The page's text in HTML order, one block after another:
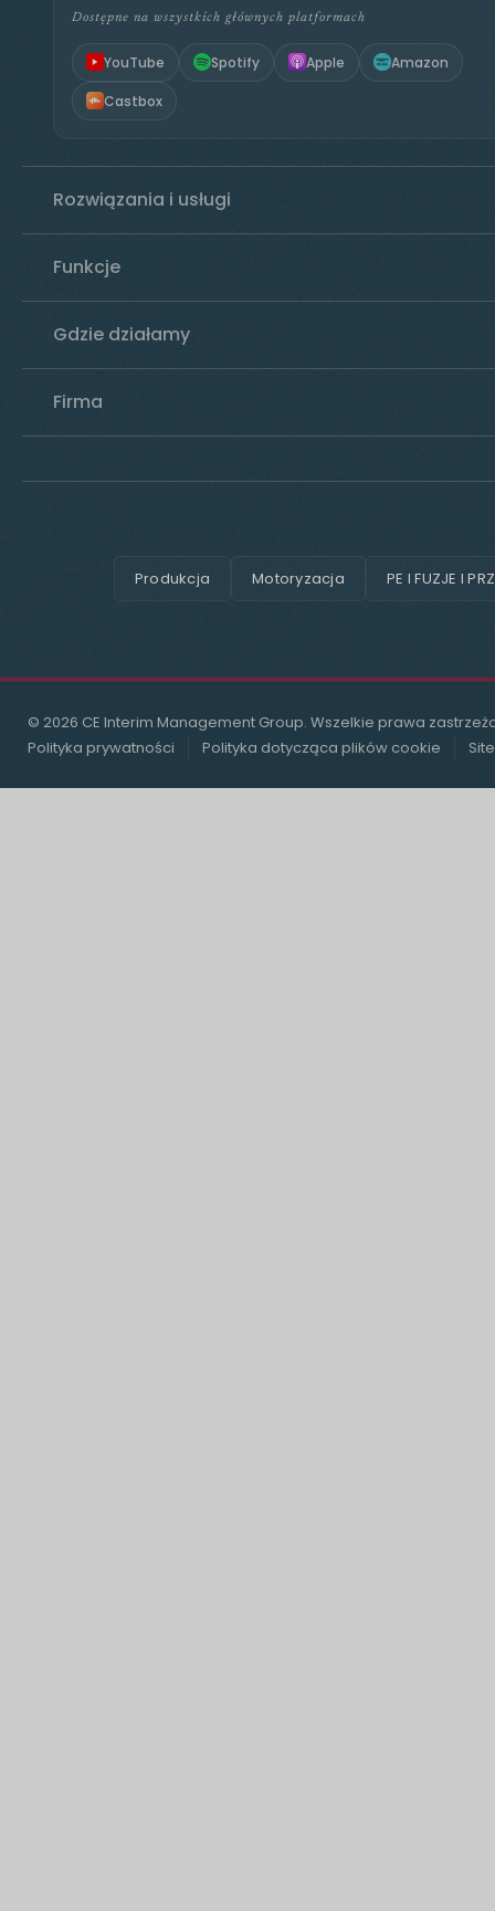
Dostępne na wszystkich głównych platformach
YouTube Spotify Apple Amazon
Castbox
Rozwiązania i usługi
Funkcje
Gdzie działamy
Firma
Produkcja Motoryzacja PE I FUZJE I
© 2026 CE Interim Management Group. Wszelkie prawa
Polityka prywatności
Polityka dotycząca plików cookie